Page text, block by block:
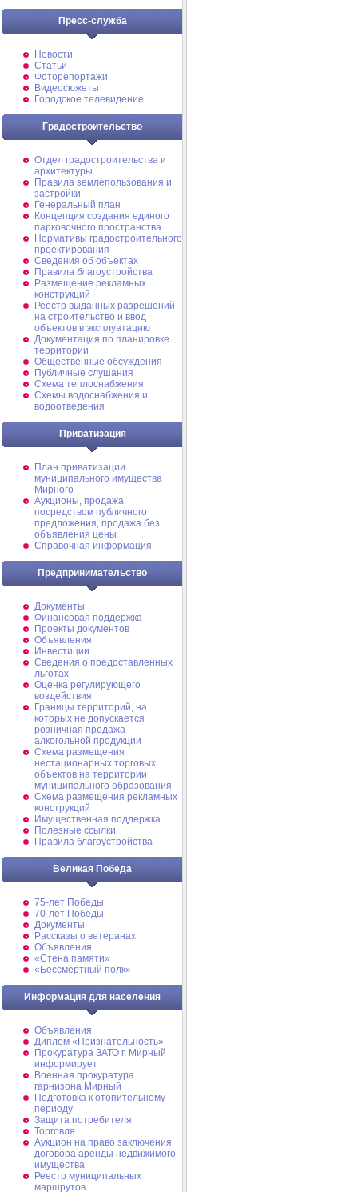
Пресс-служба
Новости
Статьи
Фоторепортажи
Видеосюжеты
Городское телевидение
Градостроительство
Отдел градостроительства и
архитектуры
Правила землепользования и
застройки
Генеральный план
Концепция создания единого
парковочного пространства
Нормативы градостроительного
проектирования
Сведения об объектах
Правила благоустройства
Размещение рекламных
конструкций
Реестр выданных разрешений
на строительство и ввод
объектов в эксплуатацию
Документация по планировке
территории
Общественные обсуждения
Публичные слушания
Схема теплоснабжения
Схемы водоснабжения и
водоотведения
Приватизация
План приватизации
муниципального имущества
Мирного
Аукционы, продажа
посредством публичного
предложения, продажа без
объявления цены
Справочная информация
Предпринимательство
Документы
Финансовая поддержка
Проекты документов
Объявления
Инвестиции
Сведения о предоставленных
льготах
Оценка регулирующего
воздействия
Границы территорий, на
которых не допускается
розничная продажа
алкогольной продукции
Схема размещения
нестационарных торговых
объектов на территории
муниципального образования
Схема размещения рекламных
конструкций
Имущественная поддержка
Полезные ссылки
Правила благоустройства
Великая Победа
75-лет Победы
70-лет Победы
Документы
Рассказы о ветеранах
Объявления
«Стена памяти»
«Бессмертный полк»
Информация для населения
Объявления
Диплом «Признательность»
Прокуратура ЗАТО г. Мирный
информирует
Военная прокуратура
гарнизона Мирный
Подготовка к отопительному
периоду
Защита потребителя
Торговля
Аукцион на право заключения
договора аренды недвижимого
имущества
Реестр муниципальных
маршрутов